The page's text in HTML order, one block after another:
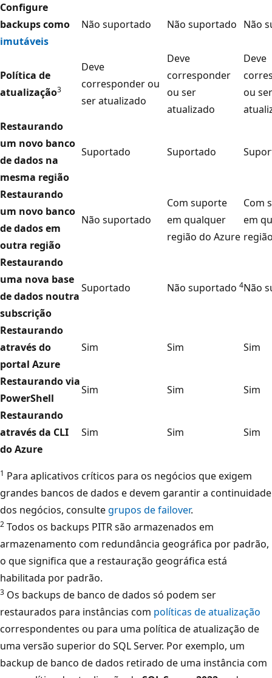
Configure
backups como
imutáveis
Não suportado Não suportado Não
Política de
atualização3
Deve
corresponder ou
ser atualizado
Deve
corresponder
ou ser
atualizado
Deve
ou ser
Restaurando
um novo banco
de dados na
mesma região
Suportado Suportado
Restaurando
um novo banco
de dados em
outra região
Não suportado
Com suporte
em qualquer
região do Azure
Com
em
Restaurando
uma nova base
de dados noutra
subscrição
Suportado Não suportado 4Não
Restaurando
através do
portal Azure
Sim Sim Sim
Restaurando via
PowerShell
Sim Sim
Sim
Restaurando
através da CLI
do Azure
Sim Sim Sim
1 Para aplicativos críticos para os negócios que exigem
grandes bancos de dados e devem garantir a continuidade
dos negócios, consultegrupos de failover.
2 Todos os backups PITR são armazenados em
armazenamento com redundância geográfica por padrão,
o que significa que a restauração geográfica está
habilitada por padrão.
3 Os backups de banco de dados só podem ser
restaurados para instâncias com políticas de atualização
correspondentes ou para uma política de atualização de
uma versão superior do SQL Server. Por exemplo, um
backup de banco de dados retirado de uma instância com